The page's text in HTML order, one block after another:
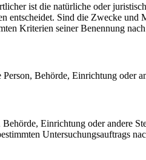
ist die natürliche oder
entscheidet. Sind die Zwecke
Kriterien seiner Benennung
Behörde, Einrichtung oder
Einrichtung oder andere
Untersuchungsauftrags